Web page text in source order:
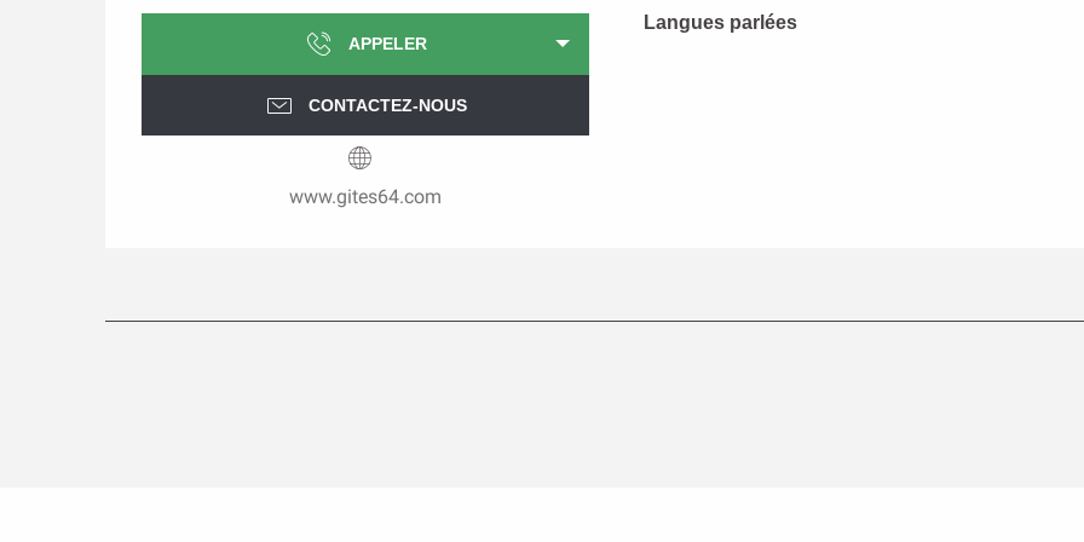
APPELER
CONTACTEZ-NOUS
www.gites64.com
Langues parlées
Langues parlées